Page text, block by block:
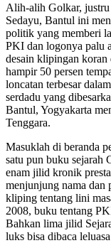
Alih-alih Golkar,
Sedayu, Bantul ini
politik yang memberi
PKI dan logonya palu
desain klipingan
hampir 50 persen
loncatan terbesar
serdadu yang
Bantul, Yogyakarta
Tenggara.
Masuklah di beranda
satu pun buku sejarah
enam jilid kronik
menjunjung nama dan
kliping tentang lini
2008, buku tentang
Bahkan lima jilid
luks bisa dibaca